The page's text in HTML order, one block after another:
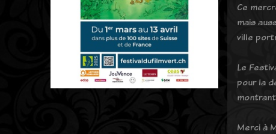
Ce
mais
ville
Le
pour la
Merci à